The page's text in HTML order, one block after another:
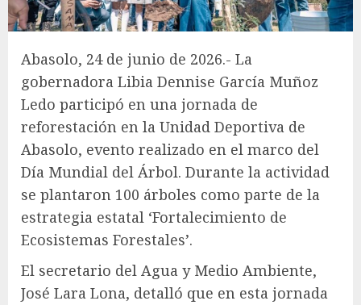
Abasolo, 24 de junio de 2026.- La
gobernadora Libia Dennise García Muñoz
Ledo participó en una jornada de
reforestación en la Unidad Deportiva de
Abasolo, evento realizado en el marco del
Día Mundial del Árbol. Durante la actividad
se plantaron 100 árboles como parte de la
estrategia estatal ‘Fortalecimiento de
Ecosistemas Forestales’.
El secretario del Agua y Medio Ambiente,
José Lara Lona, detalló que en esta jornada